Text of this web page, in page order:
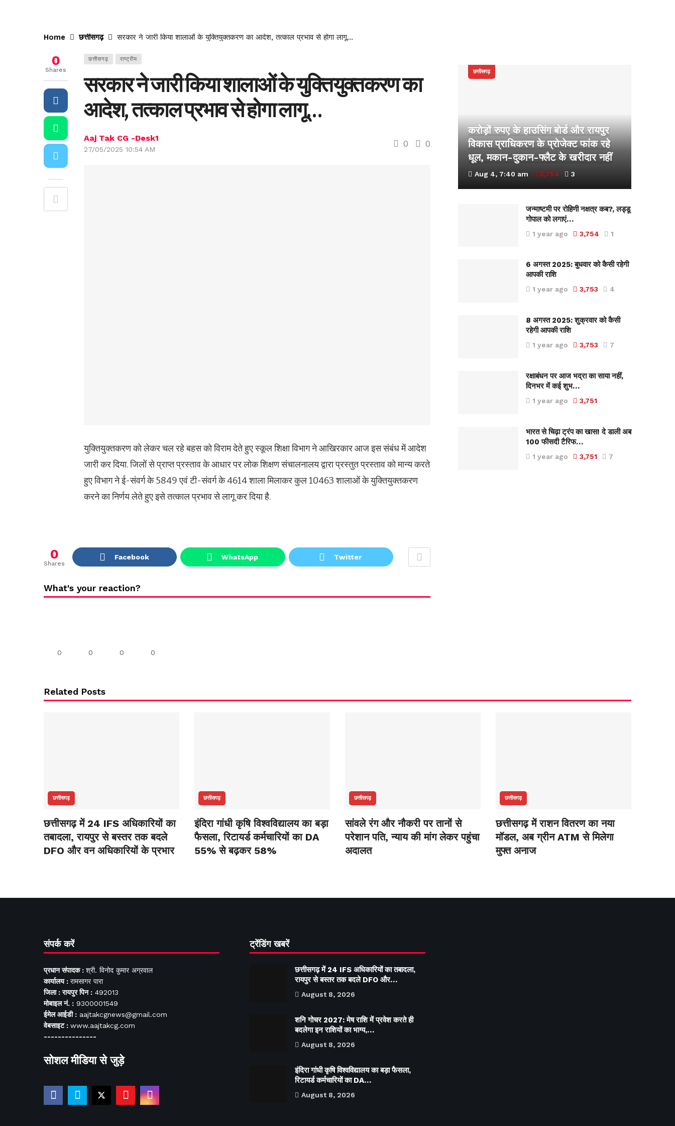
Home छत्तीसगढ़ सरकार ने जारी किया शालाओं के युक्तियुक्तकरण का आदेश, तत्काल प्रभाव से होगा लागू…
छत्तीसगढ़ राष्ट्रीय
सरकार ने जारी किया शालाओं के युक्तियुक्तकरण का
आदेश, तत्काल प्रभाव से होगा लागू…
Aaj Tak CG -Desk1
27/05/2025 10:54 AM
0 0
0
Shares
युक्तियुक्तकरण को लेकर चल रहे बहस को विराम देते हुए स्कूल शिक्षा विभाग ने आखिरकार आज इस संबंध में आदेश
जारी कर दिया. जिलों से प्राप्त प्रस्ताव के आधार पर लोक शिक्षण संचालनालय द्वारा प्रस्तुत प्रस्ताव को मान्य करते
हुए विभाग ने ई-संवर्ग के 5849 एवं टी-संवर्ग के 4614 शाला मिलाकर कुल 10463 शालाओं के युक्तियुक्तकरण
करने का निर्णय लेते हुए इसे तत्काल प्रभाव से लागू कर दिया है.
0
Shares
Facebook WhatsApp Twitter
What's your reaction?
0 0 0 0
छत्तीसगढ़
करोड़ों रुपए के हाउसिंग बोर्ड और रायपुर
विकास प्राधिकरण के प्रोजेक्ट फांक रहे
धूल, मकान-दुकान-फ्लैट के खरीदार नहीं
Aug 4, 7:40 am 3,754 3
जन्माष्टमी पर रोहिणी नक्षत्र कब?, लड्डू
गोपाल को लगाएं…
1 year ago 3,754 1
6 अगस्त 2025: बुधवार को कैसी रहेगी
आपकी राशि
1 year ago 3,753 4
8 अगस्त 2025: शुक्रवार को कैसी
रहेगी आपकी राशि
1 year ago 3,753 7
रक्षाबंधन पर आज भद्रा का साया नहीं,
दिनभर में कई शुभ…
1 year ago 3,751
भारत से चिढ़ा ट्रंप का खास! दे डाली अब
100 फीसदी टैरिफ…
1 year ago 3,751 7
Related Posts
छत्तीसगढ़
छत्तीसगढ़ में 24 IFS अधिकारियों का
तबादला, रायपुर से बस्तर तक बदले
DFO और वन अधिकारियों के प्रभार
छत्तीसगढ़
इंदिरा गांधी कृषि विश्वविद्यालय का बड़ा
फैसला, रिटायर्ड कर्मचारियों का DA
55% से बढ़कर 58%
छत्तीसगढ़
सांवले रंग और नौकरी पर तानों से
परेशान पति, न्याय की मांग लेकर पहुंचा
अदालत
छत्तीसगढ़
छत्तीसगढ़ में राशन वितरण का नया
मॉडल, अब ग्रीन ATM से मिलेगा
मुफ्त अनाज
संपर्क करें
प्रधान संपादक : श्री. विनोद कुमार अग्रवाल
कार्यालय : रामसागर पारा
जिला : रायपुर पिन : 492013
मोबाइल नं. : 9300001549
ईमेल आईडी : aajtakcgnews@gmail.com
वेबसाइट : www.aajtakcg.com
---------------
सोशल मीडिया से जुड़े
ट्रेंडिंग खबरें
छत्तीसगढ़ में 24 IFS अधिकारियों का तबादला,
रायपुर से बस्तर तक बदले DFO और…
August 8, 2026
शनि गोचर 2027: मेष राशि में प्रवेश करते ही
बदलेगा इन राशियों का भाग्य,…
August 8, 2026
इंदिरा गांधी कृषि विश्वविद्यालय का बड़ा फैसला,
रिटायर्ड कर्मचारियों का DA…
August 8, 2026